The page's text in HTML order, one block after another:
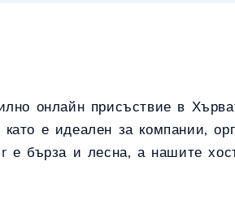
онлайн присъствие в
е идеален за компании,
бърза и лесна, а нашите